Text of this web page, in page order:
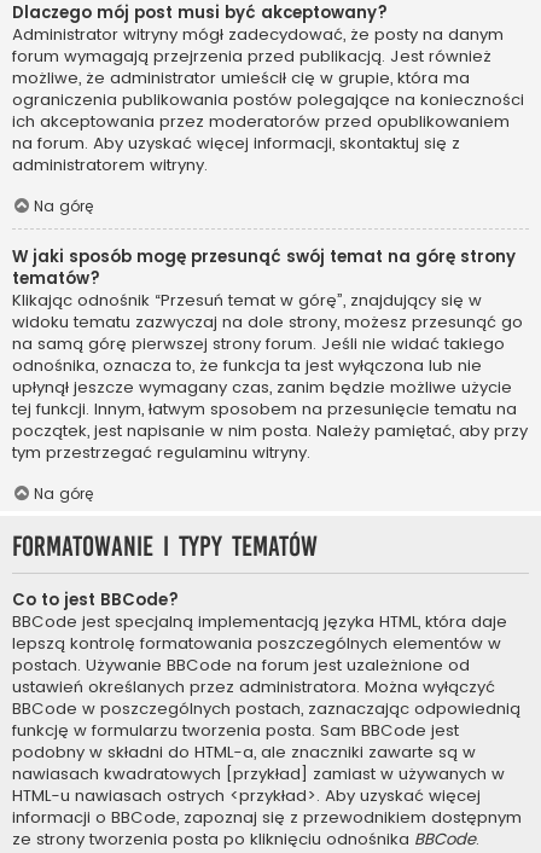
Dlaczego mój post musi być akceptowany?
Administrator witryny mógł zadecydować, że posty na danym
forum wymagają przejrzenia przed publikacją. Jest również
możliwe, że administrator umieścił cię w grupie, która ma
ograniczenia publikowania postów polegające na konieczności
ich akceptowania przez moderatorów przed opublikowaniem
na forum. Aby uzyskać więcej informacji, skontaktuj się z
administratorem witryny.
Na górę
W jaki sposób mogę przesunąć swój temat na górę strony
tematów?
Klikając odnośnik “Przesuń temat w górę”, znajdujący się w
widoku tematu zazwyczaj na dole strony, możesz przesunąć go
na samą górę pierwszej strony forum. Jeśli nie widać takiego
odnośnika, oznacza to, że funkcja ta jest wyłączona lub nie
upłynął jeszcze wymagany czas, zanim będzie możliwe użycie
tej funkcji. Innym, łatwym sposobem na przesunięcie tematu na
początek, jest napisanie w nim posta. Należy pamiętać, aby przy
tym przestrzegać regulaminu witryny.
Na górę
Formatowanie i typy tematów
Co to jest BBCode?
BBCode jest specjalną implementacją języka HTML, która daje
lepszą kontrolę formatowania poszczególnych elementów w
postach. Używanie BBCode na forum jest uzależnione od
ustawień określanych przez administratora. Można wyłączyć
BBCode w poszczególnych postach, zaznaczając odpowiednią
funkcję w formularzu tworzenia posta. Sam BBCode jest
podobny w składni do HTML-a, ale znaczniki zawarte są w
nawiasach kwadratowych [przykład] zamiast w używanych w
HTML-u nawiasach ostrych <przykład>. Aby uzyskać więcej
informacji o BBCode, zapoznaj się z przewodnikiem dostępnym
ze strony tworzenia posta po kliknięciu odnośnika BBCode.